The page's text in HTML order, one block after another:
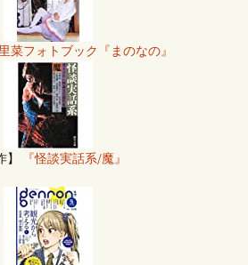
菜フォトブック『まのなの』
】 『怪談実話系/魔』